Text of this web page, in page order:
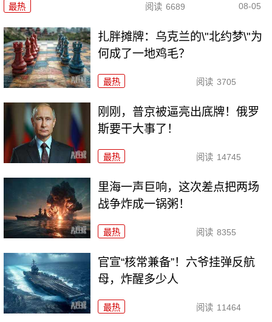
最热 阅读 6689 08-05
扎胖摊牌：乌克兰的\"北约梦\"为
何成了一地鸡毛？
最热 阅读 3705
刚刚，普京被逼亮出底牌！俄罗
斯要干大事了！
最热 阅读 14745
里海一声巨响，这次差点把两场
战争炸成一锅粥！
最热 阅读 8355
官宣“核常兼备”！六爷挂弹反航
母，炸醒多少人
最热 阅读 11464